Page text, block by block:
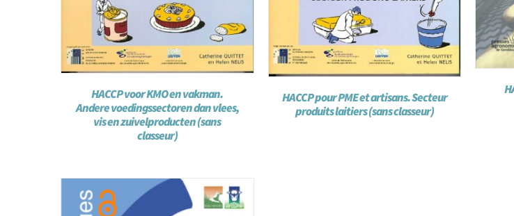
HACCP voor KMO en vakman.
Andere voedingssectoren dan vlees,
vis en zuivelproducten (sans
classeur)
HACCP pour PME et artisans. Secteur
produits laitiers (sans classeur)